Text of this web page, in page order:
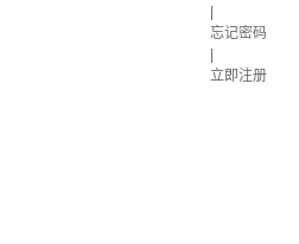
忘记密码
立即注册